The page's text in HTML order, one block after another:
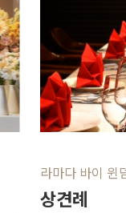
라마다 바이 윈
상견례